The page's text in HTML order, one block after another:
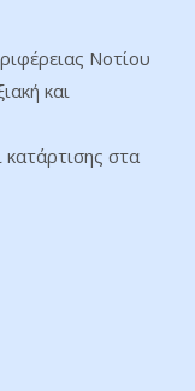
Νοτίου
και
στα